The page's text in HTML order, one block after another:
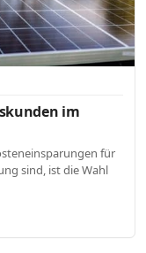
im
für
sind, ist die Wahl